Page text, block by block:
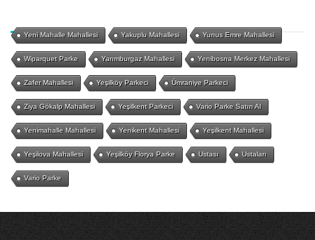
Yeni Mahalle Mahallesi Yakuplu Mahallesi Yunus Emre Mahallesi
Wiparquet Parke Yarımburgaz Mahallesi Yenibosna Merkez Mahallesi
Zafer Mahallesi Yeşilköy Parkeci Ümraniye Parkeci
Ziya Gökalp Mahallesi Yeşilkent Parkeci Vario Parke Satın Al
Yenimahalle Mahallesi Yenikent Mahallesi Yeşilkent Mahallesi
Yeşilova Mahallesi Yeşilköy Florya Parke Ustası Ustaları
Vario Parke